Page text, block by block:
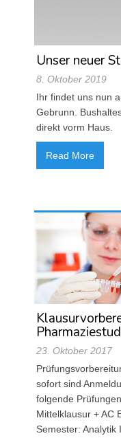
Unser neuer
8. Oktober 2019
Ihr findet uns nun
Gebrunn.
direkt vorm Haus.
Read More
23. Oktober 2017
sofort sind
folgende
Mittelklausur + AC
Semester: Analytik